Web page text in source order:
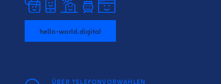
hello-world.digital
ÜBER TELEFONVORWAHLEN